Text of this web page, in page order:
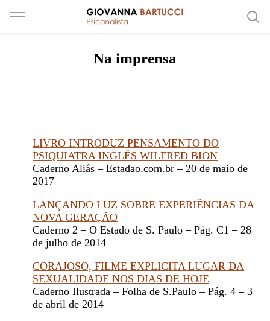
Na imprensa
LIVRO INTRODUZ PENSAMENTO DO
PSIQUIATRA INGLÊS WILFRED BION
Caderno Aliás – Estadao.com.br – 20 de maio de
2017
LANÇANDO LUZ SOBRE EXPERIÊNCIAS DA
NOVA GERAÇÃO
Caderno 2 – O Estado de S. Paulo – Pág. C1 – 28
de julho de 2014
CORAJOSO, FILME EXPLICITA LUGAR DA
SEXUALIDADE NOS DIAS DE HOJE
Caderno Ilustrada – Folha de S.Paulo – Pág. 4 – 3
de abril de 2014